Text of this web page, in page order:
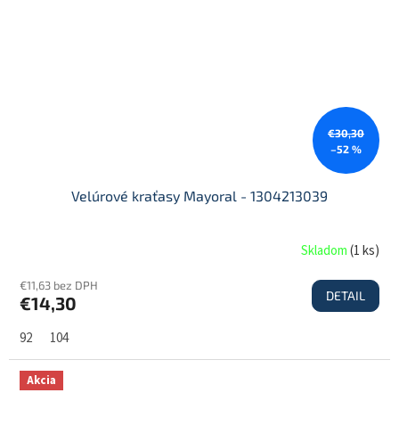
€30,30
–52 %
Velúrové kraťasy Mayoral - 1304213039
Skladom(1 ks)
€11,63 bez DPH
€14,30 DETAIL
92 104
Akcia